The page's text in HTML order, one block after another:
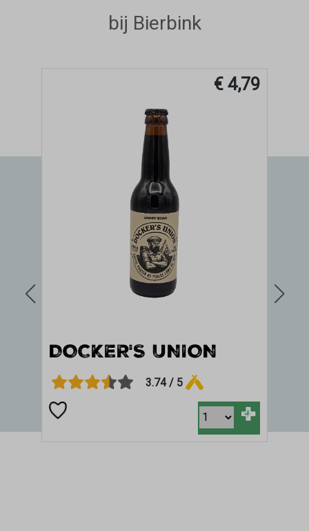
bij Bierbink
+
€ 4,79
DOCKER'S UNION
3.74 / 5
+